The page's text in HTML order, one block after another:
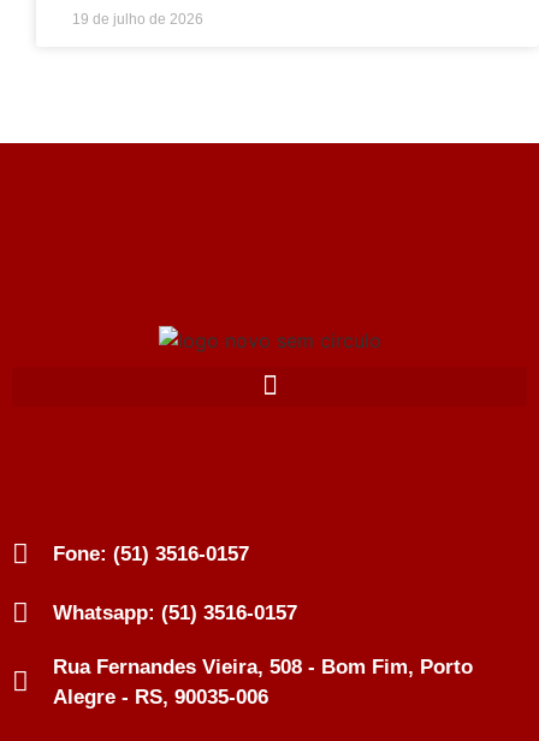
19 de julho de 2026
Fone: (51) 3516-0157
Whatsapp: (51) 3516-0157
Rua Fernandes Vieira, 508 - Bom Fim, Porto
Alegre - RS, 90035-006